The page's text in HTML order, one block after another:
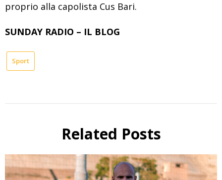
proprio alla capolista Cus Bari.
SUNDAY RADIO – IL BLOG
Sport
Related Posts